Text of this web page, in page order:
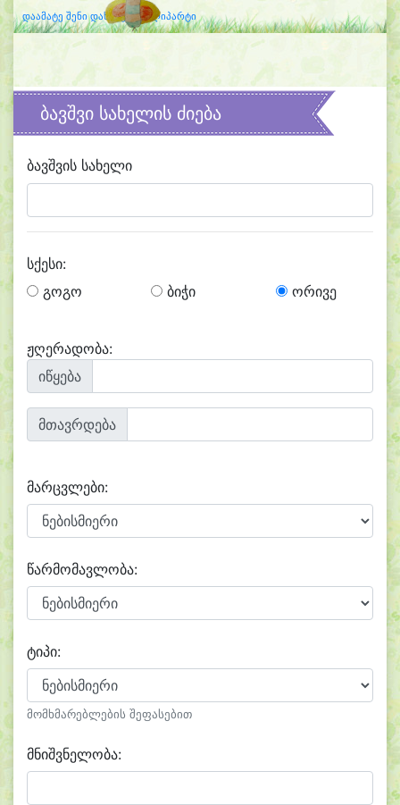
დაამატე შენი დახატული კლიპარტი
ბავშვი სახელის ძიება
ბავშვის სახელი
სქესი:
გოგო
ბიჭი ორივე
ჟღერადობა:
იწყება
მთავრდება
მარცვლები:
წარმომავლობა:
ტიპი:
მომხმარებლების შეფასებით
მნიშვნელობა: